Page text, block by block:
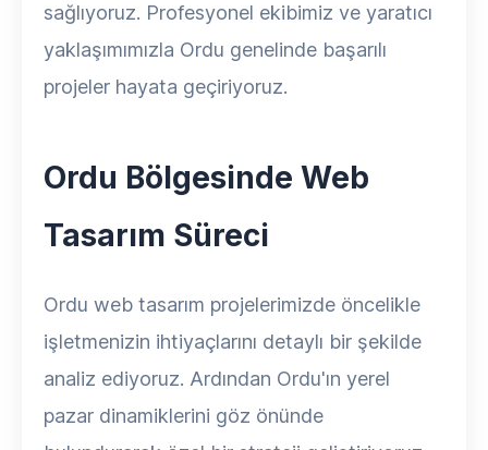
sağlıyoruz. Profesyonel ekibimiz ve yaratıcı
yaklaşımımızla Ordu genelinde başarılı
projeler hayata geçiriyoruz.
Ordu Bölgesinde Web
Tasarım Süreci
Ordu web tasarım projelerimizde öncelikle
işletmenizin ihtiyaçlarını detaylı bir şekilde
analiz ediyoruz. Ardından Ordu'ın yerel
pazar dinamiklerini göz önünde